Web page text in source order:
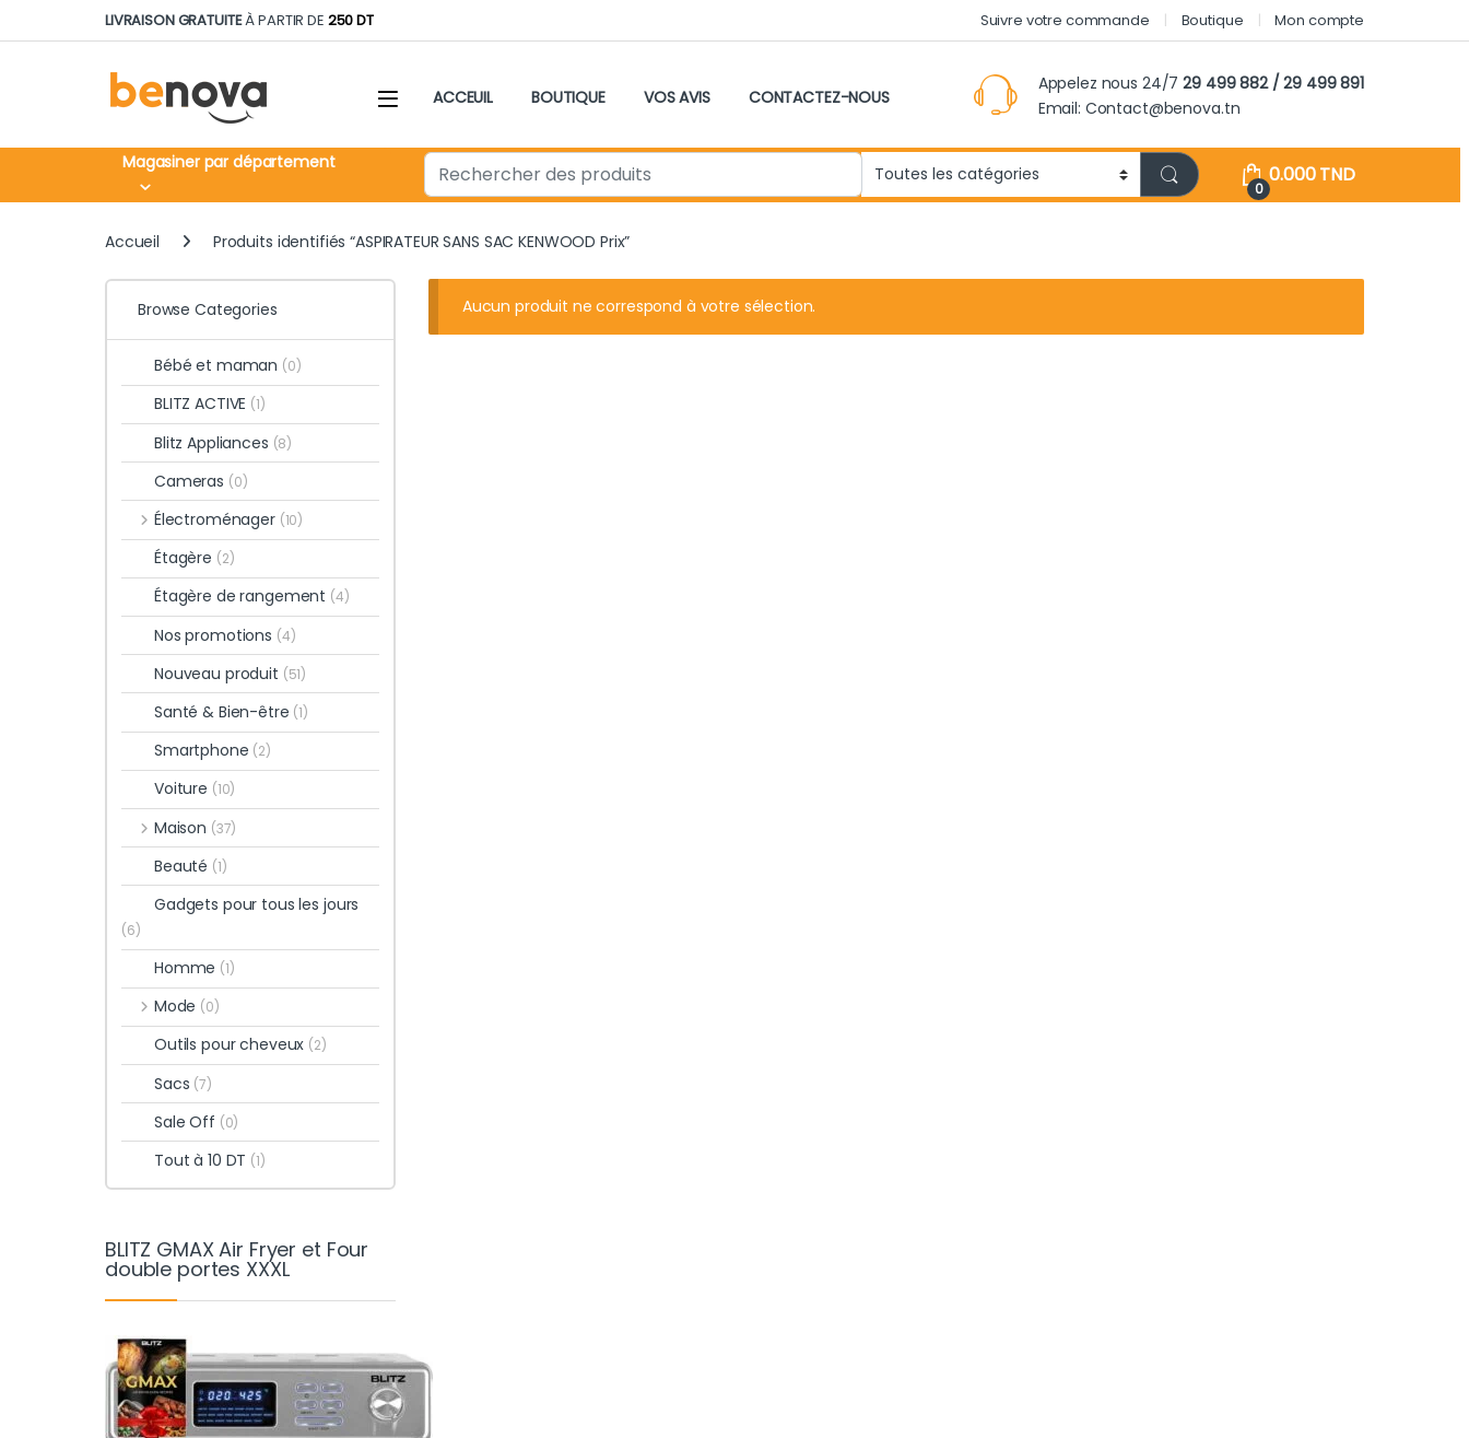
Skip to navigation
Skip to contentLIVRAISON GRATUITEÀ PARTIR DE 250 DT Suivre votre commande Boutique Mon compte
ACCEUIL BOUTIQUE VOS AVIS CONTACTEZ-NOUS
Appelez nous 24/729 499 882 / 29 499 891
Email: Contact@benova.tn
Magasiner par département Search for:
0
0.000TND
Accueil Produits identifiés “ASPIRATEUR SANS SAC KENWOOD Prix”
Aucun produit ne correspond à votre sélection.
Browse Categories
Bébé et maman (0)
BLITZ ACTIVE (1)
Blitz Appliances (8)
Cameras (0)
Électroménager (10)
Étagère (2)
Étagère de rangement (4)
Nos promotions (4)
Nouveau produit (51)
Santé & Bien-être (1)
Smartphone (2)
Voiture (10)
Maison (37)
Beauté (1)
Gadgets pour tous les jours
(6)
Homme (1)
Mode (0)
Outils pour cheveux (2)
Sacs (7)
Sale Off (0)
Tout à 10 DT (1)
BLITZ GMAX Air Fryer et Four
double portes XXXL